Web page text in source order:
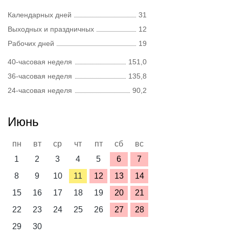
Календарных дней
31
Выходных и праздничных
12
Рабочих дней
19
40-часовая неделя
151,0
36-часовая неделя
135,8
24-часовая неделя
90,2
Июнь
пн вт ср чт пт сб
вс
1
2 3 4 5 6
7
8
9 10 11 12 13
14
15
16 17 18 19 20
21
22
23 24 25 26 27
28
29
30